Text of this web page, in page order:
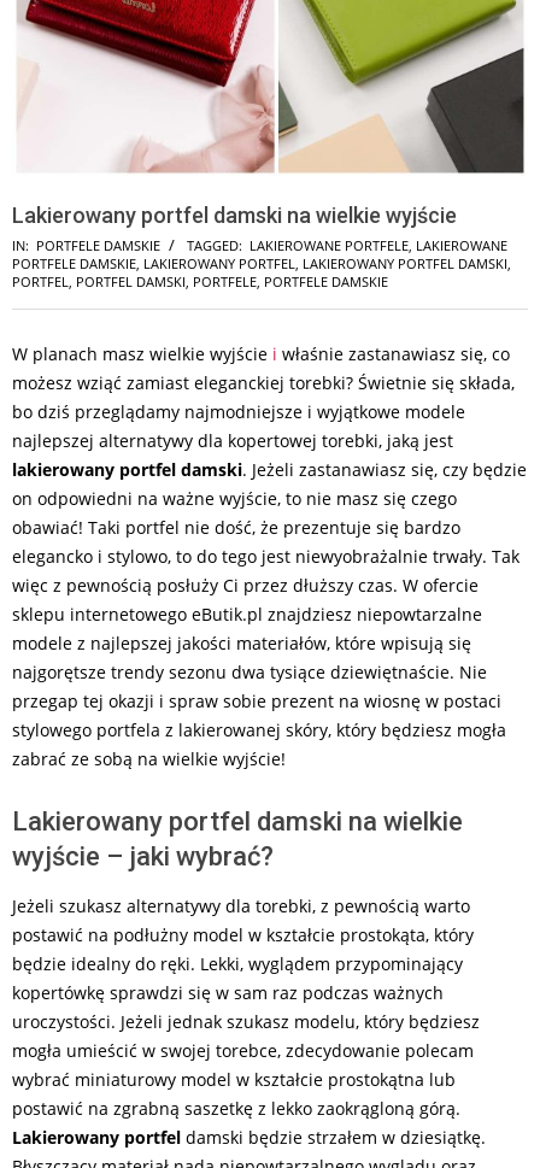
Lakierowany portfel damski na wielkie wyjście
IN: PORTFELE DAMSKIE TAGGED: LAKIEROWANE PORTFELE, LAKIEROWANE
PORTFELE DAMSKIE, LAKIEROWANY PORTFEL, LAKIEROWANY PORTFEL DAMSKI,
PORTFEL, PORTFEL DAMSKI, PORTFELE, PORTFELE DAMSKIE
W planach masz wielkie wyjście i właśnie zastanawiasz się, co
możesz wziąć zamiast eleganckiej torebki? Świetnie się składa,
bo dziś przeglądamy najmodniejsze i wyjątkowe modele
najlepszej alternatywy dla kopertowej torebki, jaką jest
lakierowany portfel damski. Jeżeli zastanawiasz się, czy będzie
on odpowiedni na ważne wyjście, to nie masz się czego
obawiać! Taki portfel nie dość, że prezentuje się bardzo
elegancko i stylowo, to do tego jest niewyobrażalnie trwały. Tak
więc z pewnością posłuży Ci przez dłuższy czas. W ofercie
sklepu internetowego eButik.pl znajdziesz niepowtarzalne
modele z najlepszej jakości materiałów, które wpisują się
najgorętsze trendy sezonu dwa tysiące dziewiętnaście. Nie
przegap tej okazji i spraw sobie prezent na wiosnę w postaci
stylowego portfela z lakierowanej skóry, który będziesz mogła
zabrać ze sobą na wielkie wyjście!
Lakierowany portfel damski na wielkie
wyjście – jaki wybrać?
Jeżeli szukasz alternatywy dla torebki, z pewnością warto
postawić na podłużny model w kształcie prostokąta, który
będzie idealny do ręki. Lekki, wyglądem przypominający
kopertówkę sprawdzi się w sam raz podczas ważnych
uroczystości. Jeżeli jednak szukasz modelu, który będziesz
mogła umieścić w swojej torebce, zdecydowanie polecam
wybrać miniaturowy model w kształcie prostokątna lub
postawić na zgrabną saszetkę z lekko zaokrągloną górą.
Lakierowany portfel damski będzie strzałem w dziesiątkę.